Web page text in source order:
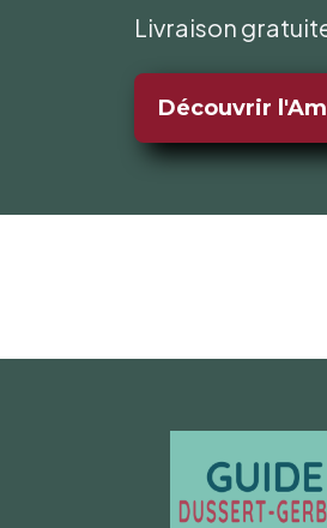
Livraison
Découvrir